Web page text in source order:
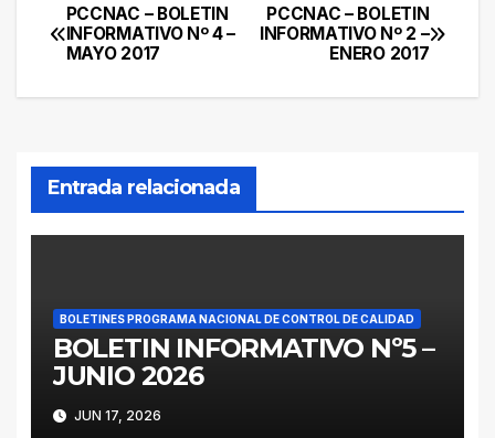
Navegación
de
PCCNAC – BOLETIN
INFORMATIVO Nº 2 –
ENERO 2017
PCCNAC – BOLETIN
INFORMATIVO Nº 4 –
MAYO 2017
Entrada relacionada
BOLETINES PROGRAMA NACIONAL DE CONTROL DE CALIDAD
BOLETIN INFORMATIVO Nº5 –
JUNIO 2026
JUN 17, 2026